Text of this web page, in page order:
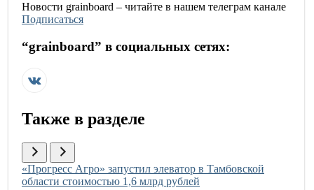
Новости grainboard – читайте в нашем телеграм канале
Подписаться
“grainboard” в социальных сетях:
Также в разделе
Иллюстрация новости
«Прогресс Агро» запустил элеватор в Тамбовской
области стоимостью 1,6 млрд рублей